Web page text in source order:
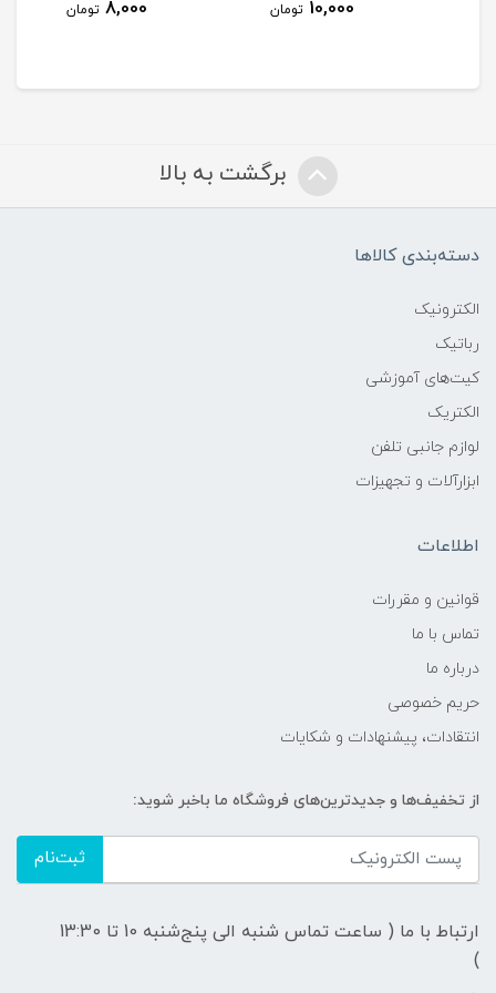
8,000
150,000
برگشت به بالا
دسته‌بندی کالاها
الکترونیک
رباتیک
کیت‌های آموزشی
الکتریک
لوازم جانبی تلفن
ابزارآلات و تجهیزات
اطلاعات
قوانين و مقررات
تماس با ما
درباره ما
حریم خصوصی
انتقادات، پیشنهادات و شکایات
از تخفیف‌ها و جدیدترین‌های فروشگاه ما باخبر شوید:
ثبت‌نام
ارتباط با ما ( ساعت تماس شنبه الی پنج‌شنبه 10 تا 13:30
)